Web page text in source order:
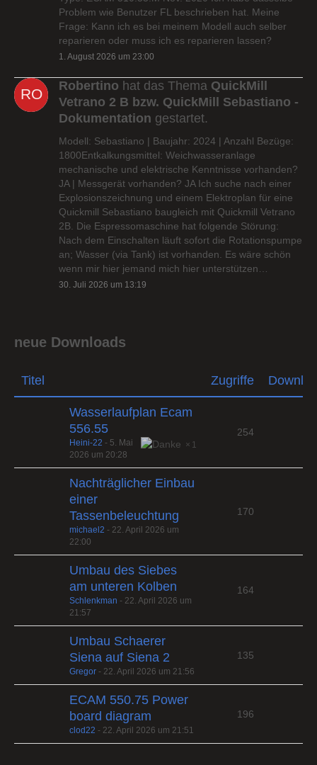
Problem wie Benutzer FL beschrieben hat. Meine
Frage: Kann ich es bei meinem Modell auch selber
reparieren oder muss ich es reparieren lassen?
1. August 2026 um 23:00
Robertino hat das Thema QuickMill
Vetrano 2 B bzw. QuickMill Sebastiano -
Dokumentation gestartet.
Modell: Sebastiano | Baujahr: 2024 | Anzahl Bezüge:
1800Entkalkungsmittel: Weichwasseranlage
mechanische und elektrische Kenntnisse vorhanden?
JA | Messgerät vorhanden? JA Ich suche nach einer
Explosionszeichnung und einem Elektroplan für eine
Quickmill Sebastiano baugleich mit Quickmill Vetrano
2B. Die Espressomaschine hat folgende Störung:
Nach dem Einschalten läuft sofort die Rotationspumpe
an; Wasser (via Tank) ist vorhanden. Es wäre schön
wenn mir hier jemand mich hier unterstützen…
30. Juli 2026 um 13:19
neue Downloads
Titel Zugriffe
Wasserlaufplan Ecam
556.55
1
Heini-22 - 5. Mai
2026 um 20:28
254
Nachträglicher Einbau
einer
Tassenbeleuchtung
michael2 - 22. April 2026 um
22:00
170
Umbau des Siebes
am unteren Kolben
Schlenkman - 22. April 2026 um
21:57
164
Umbau Schaerer
Siena auf Siena 2
Gregor - 22. April 2026 um 21:56
135
ECAM 550.75 Power
board diagram
clod22 - 22. April 2026 um 21:51
196